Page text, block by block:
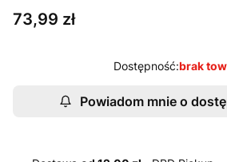
Cena
73,99 zł
Dostępność:brak
Powiadom mnie o